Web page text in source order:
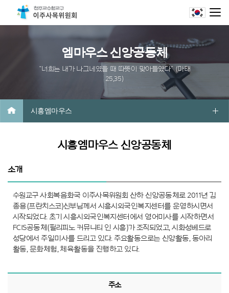
엠마우스 신앙공동체
“너희는 내가 나그네였을 때 따뜻이 맞아들였다” (마태
25,35)
시흥엠마우스
시흥엠마우스 신앙공동체
소개
수원교구 사회복음화국 이주사목위원회 산하 신앙공동체로 2011년 김
종용(프란치스코)신부님께서 시흥시외국인복지센터를 운영하시면서
시작되었다. 초기 시흥시외국인복지센터에서 영어미사를 시작하면서
FCIS공동체(필리피노 커뮤니티 인 시흥)가 조직되었고, 시화성베드로
성당에서 주일미사를 드리고 있다.주요활동으로는 신앙활동, 동아리
활동, 문화체험, 체육활동을 진행하고 있다.
주소